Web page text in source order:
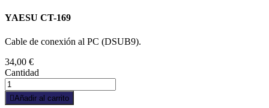
YAESU CT-169
Cable de conexión al PC (DSUB9).
34,00 €
Cantidad
Añadir al carrito